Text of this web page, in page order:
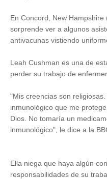
En Concord, New Hampshire
sorprende ver a algunos
antivacunas vistiendo
Leah Cushman es una de
perder su trabajo de
"Mis creencias son
inmunológico que me
Dios. No tomaría un
inmunológico", le dice a la
Ella niega que haya algún
responsabilidades de su